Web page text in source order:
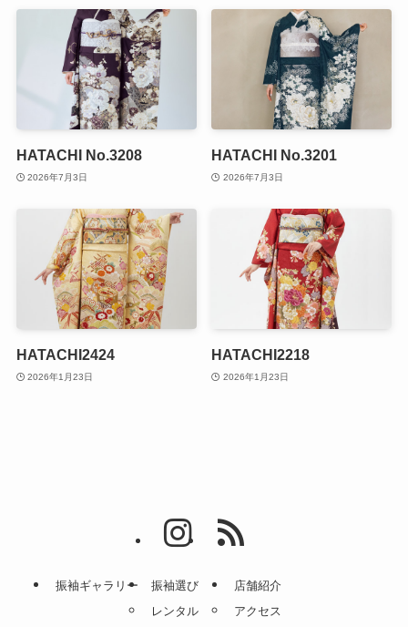
HATACHI No.3208
2026年7月3日
HATACHI No.3201
2026年7月3日
HATACHI2424
2026年1月23日
HATACHI2218
2026年1月23日
振袖ギャラリー
振袖選び
レンタル
店舗紹介
アクセス